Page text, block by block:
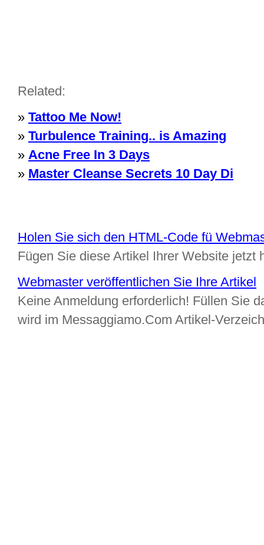
Related:
» Tattoo Me Now!
» Turbulence Training.. is Amazing
» Acne Free In 3 Days
» Master Cleanse Secrets 10 Day Di
Holen Sie sich den HTML-Code fü
Fügen Sie diese Artikel Ihrer Website jetzt
Webmaster veröffentlichen Sie Ihre Artikel
Keine Anmeldung erforderlich! Füllen Sie
wird im Messaggiamo.Com Artikel-